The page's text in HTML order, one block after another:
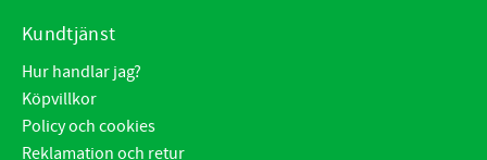
Kundtjänst
Hur handlar jag?
Köpvillkor
Policy och cookies
Reklamation och retur